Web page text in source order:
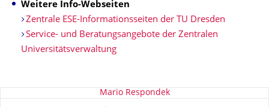
Weitere Info-Webseiten
Zentrale ESE-Informationsseiten der TU Dresden
Service- und Beratungsangebote der Zentralen
Universitätsverwaltung
Zu dieser Seite Mario Respondek